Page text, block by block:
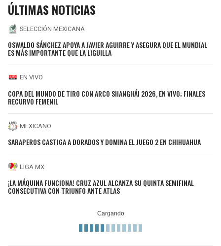
ÚLTIMAS NOTICIAS
SELECCIÓN MEXICANA
OSWALDO SÁNCHEZ APOYA A JAVIER AGUIRRE Y ASEGURA QUE EL MUNDIAL
ES MÁS IMPORTANTE QUE LA LIGUILLA
EN VIVO
COPA DEL MUNDO DE TIRO CON ARCO SHANGHÁI 2026, EN VIVO; FINALES
RECURVO FEMENIL
MEXICANO
SARAPEROS CASTIGA A DORADOS Y DOMINA EL JUEGO 2 EN CHIHUAHUA
LIGA MX
¡LA MÁQUINA FUNCIONA! CRUZ AZUL ALCANZA SU QUINTA SEMIFINAL
CONSECUTIVA CON TRIUNFO ANTE ATLAS